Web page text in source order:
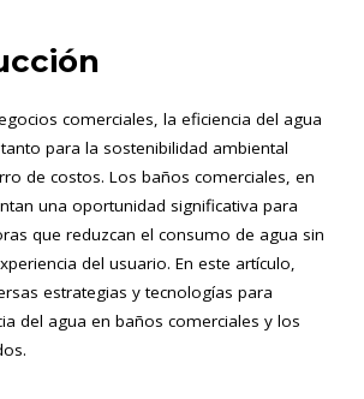
comerciales, la eficiencia del agua
para la sostenibilidad ambiental
de costos. Los baños comerciales, en
una oportunidad significativa para
que reduzcan el consumo de agua sin
del usuario. En este artículo,
estrategias y tecnologías para
del agua en baños comerciales y los